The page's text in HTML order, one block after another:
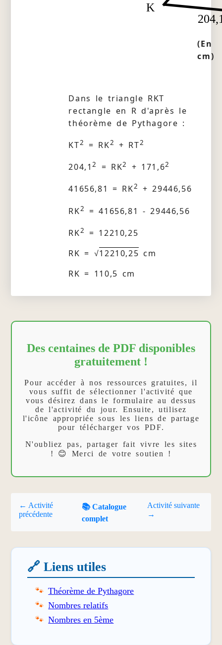
K
(En
cm)
Dans le triangle RKT
rectangle en R d'après le
théorème de Pythagore :
KT2 = RK2 + RT2
204,12 = RK2 + 171,62
41656,81 = RK2 + 29446,56
RK2 = 41656,81 - 29446,56
RK2
= 12210,25
RK = √12210,25 cm
RK = 110,5 cm
Des centaines de PDF disponibles
gratuitement !
Pour accéder à nos ressources gratuites, il
vous suffit de sélectionner l'activité que
vous désirez dans le formulaire au dessus
de l'activité du jour. Ensuite, utilisez
l'icône appropriée sous les liens de partage
pour télécharger vos PDF.
N'oubliez pas, partager fait vivre les sites
! 😊 Merci de votre soutien !
← Activité
précédente
📚 Catalogue
complet
Activité suivante
→
🔗 Liens utiles
Théorème de Pythagore
Nombres relatifs
Nombres en 5ème